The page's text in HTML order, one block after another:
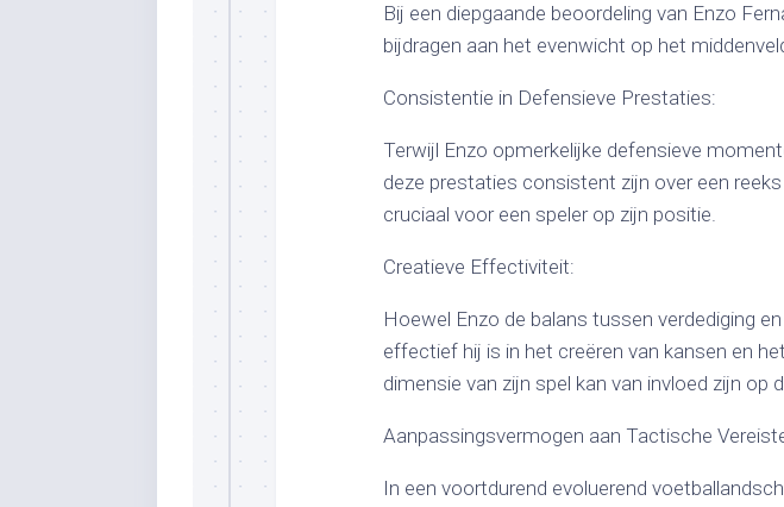
Bij een diepgaande beoordeling van Enzo
bijdragen aan het evenwicht op het
Consistentie in Defensieve Prestaties:
Terwijl Enzo opmerkelijke defensieve
deze prestaties consistent zijn over een
cruciaal voor een speler op zijn positie.
Creatieve Effectiviteit:
Hoewel Enzo de balans tussen verdediging
effectief hij is in het creëren van kansen en
dimensie van zijn spel kan van invloed zijn op
Aanpassingsvermogen aan Tactische
In een voortdurend evoluerend